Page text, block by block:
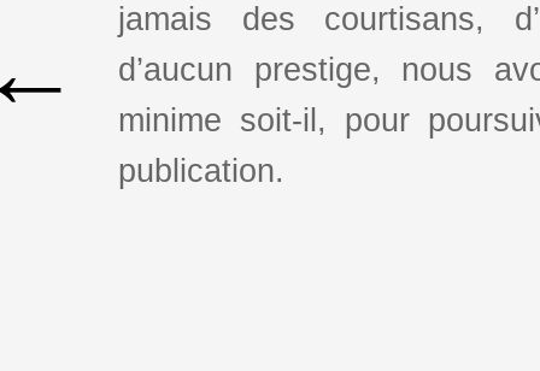
jamais des courtisans,
d’aucun prestige, nous
minime soit-il, pour
publication.